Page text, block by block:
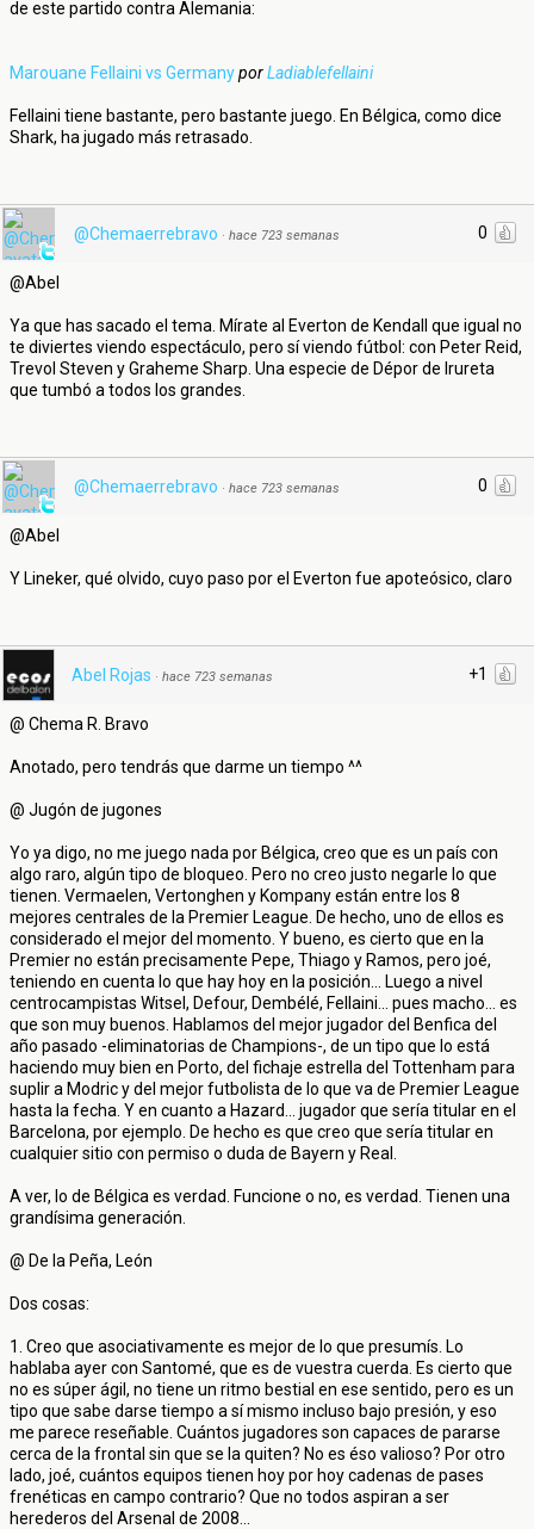
de este partido contra Alemania:
Marouane Fellaini vs GermanyporLadiablefellaini
Fellaini tiene bastante, pero bastante juego. En Bélgica, como dice
Shark, ha jugado más retrasado.
0
@Chemaerrebravo · hace 723 semanas
@Abel
Ya que has sacado el tema. Mírate al Everton de Kendall que igual no
te diviertes viendo espectáculo, pero sí viendo fútbol: con Peter Reid,
Trevol Steven y Graheme Sharp. Una especie de Dépor de Irureta
que tumbó a todos los grandes.
0
@Chemaerrebravo · hace 723 semanas
@Abel
Y Lineker, qué olvido, cuyo paso por el Everton fue apoteósico, claro
+1
Abel Rojas · hace 723 semanas
@ Chema R. Bravo
Anotado, pero tendrás que darme un tiempo ^^
@ Jugón de jugones
Yo ya digo, no me juego nada por Bélgica, creo que es un país con
algo raro, algún tipo de bloqueo. Pero no creo justo negarle lo que
tienen. Vermaelen, Vertonghen y Kompany están entre los 8
mejores centrales de la Premier League. De hecho, uno de ellos es
considerado el mejor del momento. Y bueno, es cierto que en la
Premier no están precisamente Pepe, Thiago y Ramos, pero joé,
teniendo en cuenta lo que hay hoy en la posición... Luego a nivel
centrocampistas Witsel, Defour, Dembélé, Fellaini... pues macho... es
que son muy buenos. Hablamos del mejor jugador del Benfica del
año pasado -eliminatorias de Champions-, de un tipo que lo está
haciendo muy bien en Porto, del fichaje estrella del Tottenham para
suplir a Modric y del mejor futbolista de lo que va de Premier League
hasta la fecha. Y en cuanto a Hazard... jugador que sería titular en el
Barcelona, por ejemplo. De hecho es que creo que sería titular en
cualquier sitio con permiso o duda de Bayern y Real.
A ver, lo de Bélgica es verdad. Funcione o no, es verdad. Tienen una
grandísima generación.
@ De la Peña, León
Dos cosas:
1. Creo que asociativamente es mejor de lo que presumís. Lo
hablaba ayer con Santomé, que es de vuestra cuerda. Es cierto que
no es súper ágil, no tiene un ritmo bestial en ese sentido, pero es un
tipo que sabe darse tiempo a sí mismo incluso bajo presión, y eso
me parece reseñable. Cuántos jugadores son capaces de pararse
cerca de la frontal sin que se la quiten? No es éso valioso? Por otro
lado, joé, cuántos equipos tienen hoy por hoy cadenas de pases
frenéticas en campo contrario? Que no todos aspiran a ser
herederos del Arsenal de 2008...